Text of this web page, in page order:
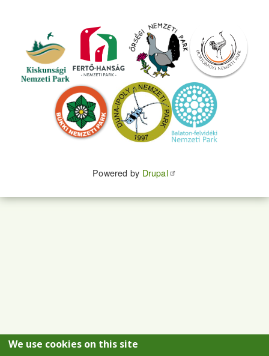
Powered by Drupal
We use cookies on this site